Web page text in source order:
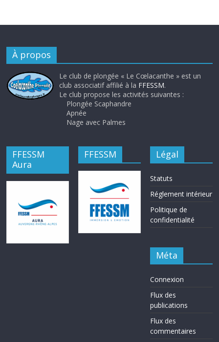
À propos
Le club de plongée « Le Cœlacanthe » est un
club associatif affilié à la FFESSM.
Le club propose les activités suivantes :
Plongée Scaphandre
Apnée
Nage avec Palmes
FFESSM
Aura
FFESSM Légal
Statuts
Réglement intérieur
Politique de
confidentialité
Méta
Connexion
Flux des
publications
Flux des
commentaires